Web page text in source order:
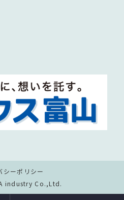
シーポリシー
industry Co.,Ltd.